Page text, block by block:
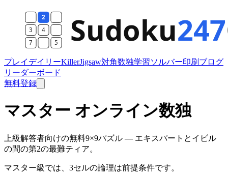
プレイ デイリーKillerJigsaw対角数独学習ソルバー印刷 ブログ
リーダーボード
無料登録
マスター オンライン数独
上級解答者向けの無料9×9パズル — エキスパートとイビル
の間の第2の最難ティア。
マスター級では、3セルの論理は前提条件です。